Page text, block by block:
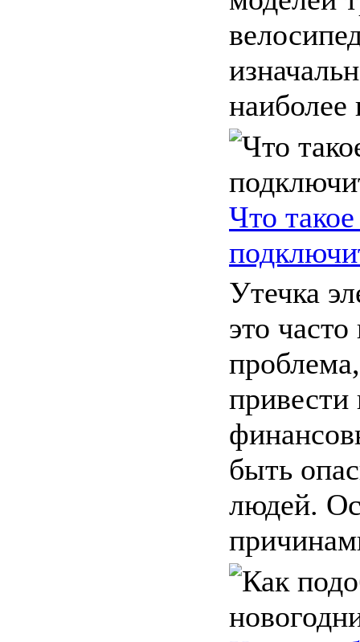
Что
Утечка
это
привести
быть
людей.